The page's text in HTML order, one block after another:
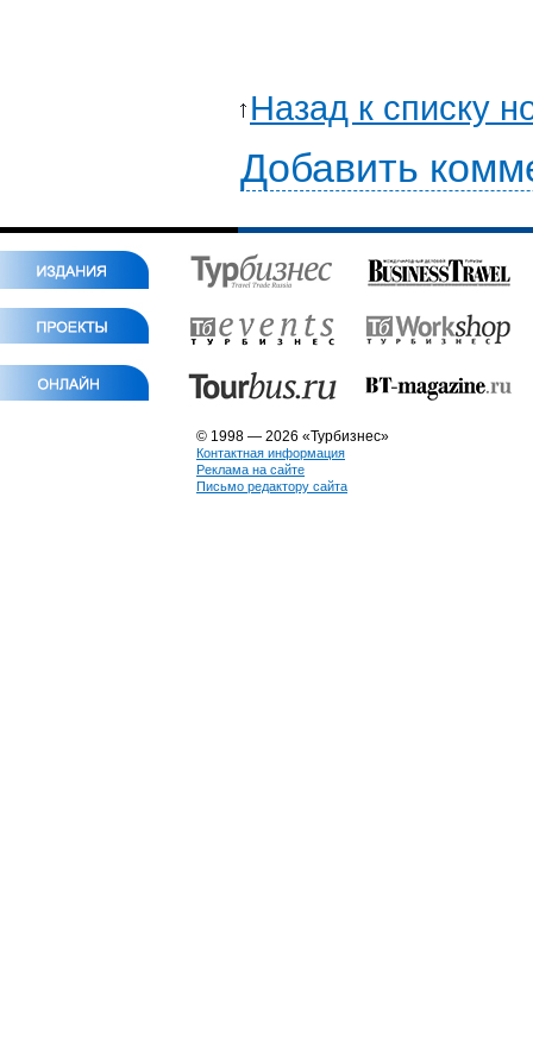
Назад к списку
Добавить
© 1998 — 2026 «Турбизнес»
Контактная информация
Реклама на сайте
Письмо редактору сайта